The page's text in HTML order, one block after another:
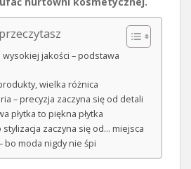
jakości – podstawa
wielka różnica
– precyzja zaczyna się od detali
płytka to piękna płytka
stylizacja zaczyna się od… miejsca
bo moda nigdy nie śpi